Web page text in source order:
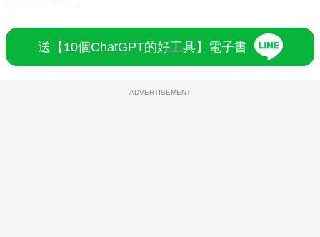
送【10個ChatGPT的好工具】電子書
ADVERTISEMENT